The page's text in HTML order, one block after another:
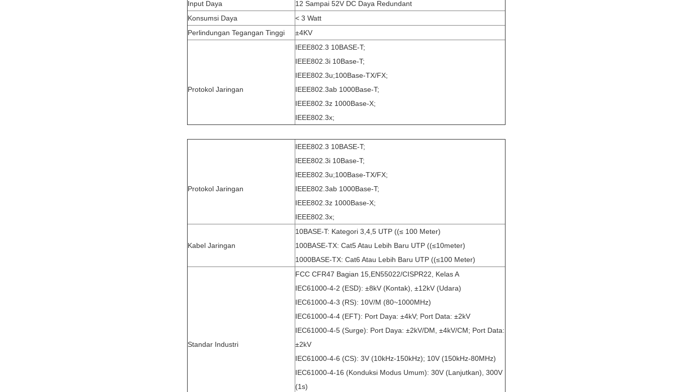
Input Daya
12 Sampai 52V DC Daya Redundant
Konsumsi Daya
< 3 Watt
Perlindungan Tegangan Tinggi
±4KV
Protokol Jaringan
IEEE802.3 10BASE-T;
IEEE802.3i 10Base-T;
IEEE802.3u;100Base-TX/FX;
IEEE802.3ab 1000Base-T;
IEEE802.3z 1000Base-X;
IEEE802.3x;
Protokol Jaringan
IEEE802.3 10BASE-T;
IEEE802.3i 10Base-T;
IEEE802.3u;100Base-TX/FX;
IEEE802.3ab 1000Base-T;
IEEE802.3z 1000Base-X;
IEEE802.3x;
Kabel Jaringan
10BASE-T: Kategori 3,4,5 UTP ((≤ 100 Meter)
100BASE-TX: Cat5 Atau Lebih Baru UTP ((≤10meter)
1000BASE-TX: Cat6 Atau Lebih Baru UTP ((≤100 Meter)
Standar Industri
FCC CFR47 Bagian 15,EN55022/CISPR22, Kelas A
IEC61000-4-2 (ESD): ±8kV (kontak), ±12kV (udara)
IEC61000-4-3 (RS): 10V/m (80~1000MHz)
IEC61000-4-4 (EFT): Port Daya: ±4kV; Port Data: ±2kV
IEC61000-4-5 (Surge): Port Daya: ±2kV/DM, ±4kV/CM; Port Data:
±2kV
IEC61000-4-6 (CS): 3V (10kHz-150kHz); 10V (150kHz-80MHz)
IEC61000-4-16 (konduksi Modus Umum): 30V (lanjutkan), 300V
(1s)